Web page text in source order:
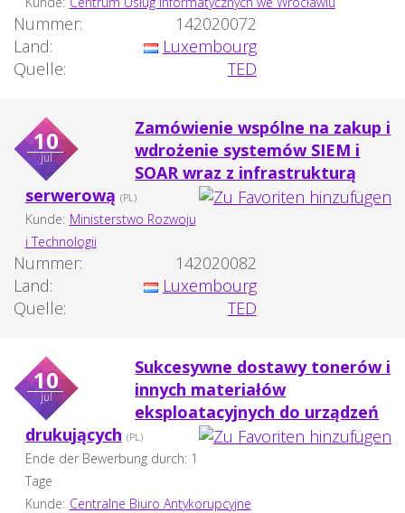
Nummer:
142020072
Land:
Luxembourg
Quelle:
TED
10
jul
Zamówienie wspólne na zakup i
wdrożenie systemów SIEM i
SOAR wraz z infrastrukturą
serwerową (PL)
Kunde: Ministerstwo Rozwoju
i Technologii
Nummer:
142020082
Land:
Luxembourg
Quelle:
TED
10
jul
Sukcesywne dostawy tonerów i
innych materiałów
eksploatacyjnych do urządzeń
drukujących (PL)
Ende der Bewerbung durch: 1
Tage
Kunde: Centralne Biuro Antykorupcyjne